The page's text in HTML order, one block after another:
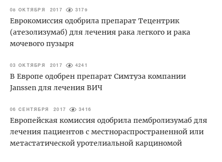
08 ОКТЯБРЯ 2017 3179
Еврокомиссия одобрила препарат Тецентрик
(атезолизумаб) для лечения рака легкого и рака
мочевого пузыря
03 ОКТЯБРЯ 2017 4241
В Европе одобрен препарат Симтуза компании
Janssen для лечения ВИЧ
06 СЕНТЯБРЯ 2017 3416
Европейская комиссия одобрила пембролизумаб для
лечения пациентов с местнораспространенной или
метастатической уротелиальной карциномой